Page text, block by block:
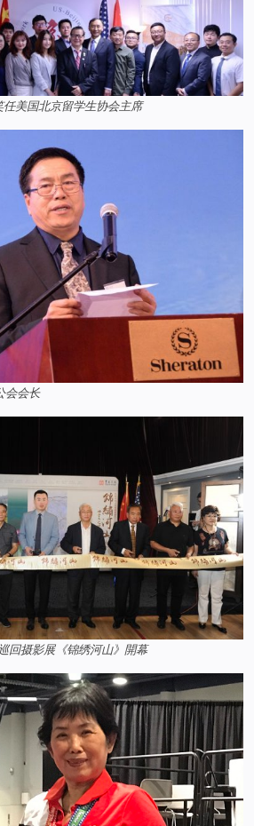
任美国北京留学生协会主席
会会长
回摄影展《锦绣河山》開幕